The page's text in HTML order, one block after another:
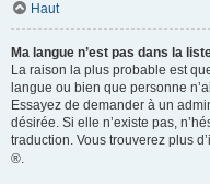
Haut
Ma langue n’est pas dans la
La raison la plus probable est
langue ou bien que personne
Essayez de demander à un
désirée. Si elle n’existe pas,
traduction. Vous trouverez plus
®.